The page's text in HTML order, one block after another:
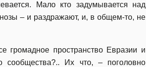
Мало кто задумывается над
– и раздражают, и, в общем-то, не
громадное пространство Евразии и
сообщества?.. Их что, – поголовно